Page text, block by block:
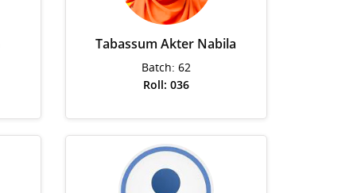
Tabassum Akter Nabila
Batch: 62
Roll: 036